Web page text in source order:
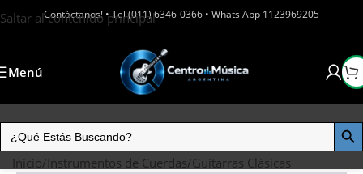
Saltar al contenido principal
Contáctanos! • Tel (011) 6346-0366 • Whats App 1123969205
Menú
Inicio/Instrumentos de Cuerdas/Guitarras Clásicas